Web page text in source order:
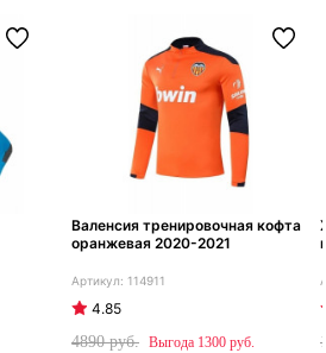
Валенсия тренировочная кофта
оранжевая 2020-2021
114911
4.85
4890
1300